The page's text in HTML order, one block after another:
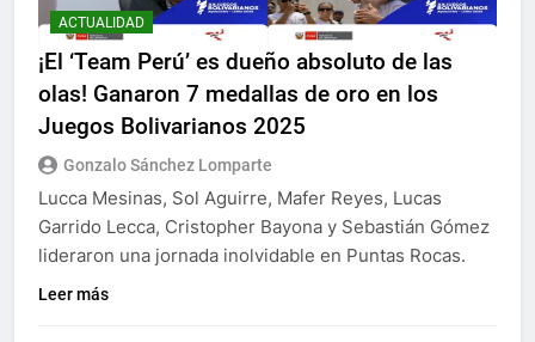
ACTUALIDAD
¡El ‘Team Perú’ es dueño absoluto de las
olas! Ganaron 7 medallas de oro en los
Juegos Bolivarianos 2025
Gonzalo Sánchez Lomparte
Lucca Mesinas, Sol Aguirre, Mafer Reyes, Lucas
Garrido Lecca, Cristopher Bayona y Sebastián Gómez
lideraron una jornada inolvidable en Puntas Rocas.
Leer más